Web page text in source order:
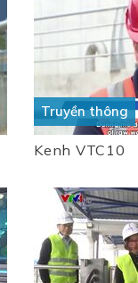
Truyền thông
Kenh VTC10